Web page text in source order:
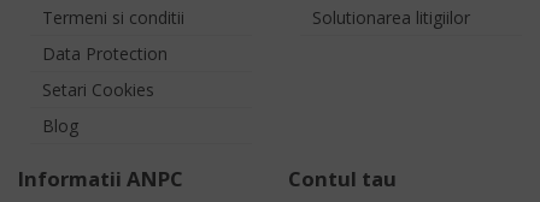
Termeni si conditii
Data Protection
Setari Cookies
Blog
Solutionarea litigiilor
Informatii ANPC Contul tau